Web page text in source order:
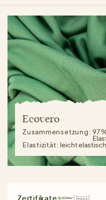
Ecovero
Zusammensetzung:97
Elastizität: leicht elastisch
Zertifikate